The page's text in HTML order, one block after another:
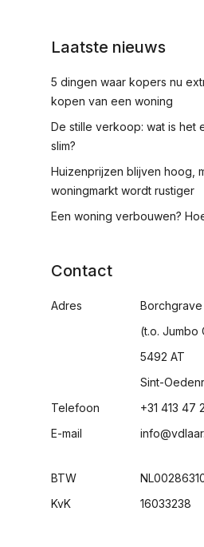
Laatste nieuws
5 dingen waar kopers nu
kopen van een woning
De stille verkoop: wat is het
slim?
Huizenprijzen blijven hoog,
woningmarkt wordt rustiger
Een woning verbouwen?
Contact
Adres
Telefoon
E-mail
BTW
KvK
Borchgrave
(t.o. Jumbo
5492 AT
Sint-
+31 413 47
16033238